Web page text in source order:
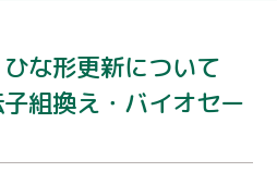
ひな形更新について
子組換え・バイオセー